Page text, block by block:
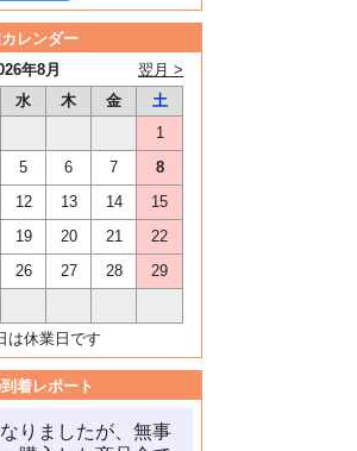
レンダー
年8月
翌月 >
水 木 金
土
1
5 6 7
8
12 13 14
15
19 20 21
22
26 27 28
29
は休業日です
着レポート
りましたが、無事